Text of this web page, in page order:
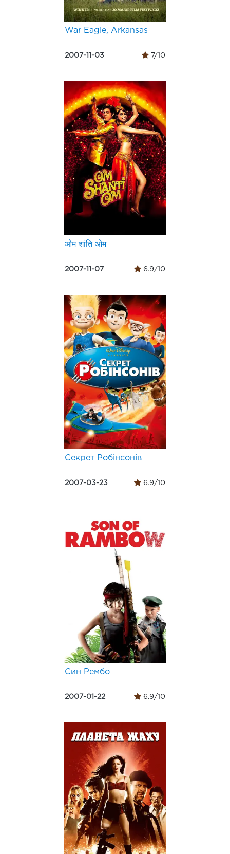
War Eagle, Arkansas
2007-11-03 7/10
ओम शांति ओम
2007-11-07 6.9/10
Секрет Робінсонів
2007-03-23 6.9/10
Син Рембо
2007-01-22 6.9/10